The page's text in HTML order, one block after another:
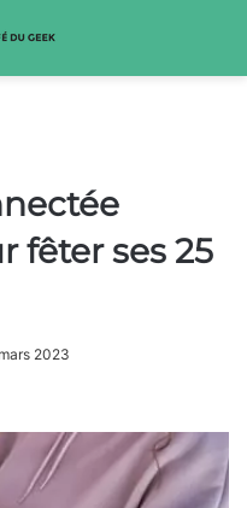
fêter ses 25
2023